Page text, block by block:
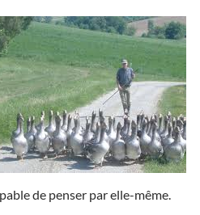
de penser par elle-même.